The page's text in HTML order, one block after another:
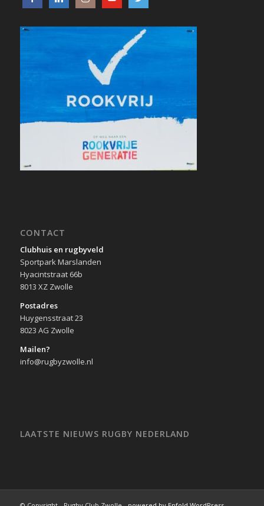
CONTACT
Clubhuis en rugbyveld
Sportpark Marslanden
Hyacintstraat 66b
8013 XZ Zwolle
Postadres
Huygensstraat 23
8023 AG Zwolle
Mailen?
info@rugbyzwolle.nl
LAATSTE NIEUWS RUGBY NEDERLAND